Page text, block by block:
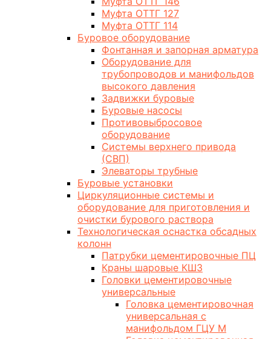
Муфта ОТТГ 127
Муфта ОТТГ 114
Буровое оборудование
Фонтанная и запорная арматура
Оборудование для
трубопроводов и манифольдов
высокого давления
Задвижки буровые
Буровые насосы
Противовыбросовое
оборудование
Системы верхнего привода
(СВП)
Элеваторы трубные
Буровые установки
Циркуляционные системы и
оборудование для приготовления и
очистки бурового раствора
Технологическая оснастка обсадных
колонн
Патрубки цементировочные ПЦ
Краны шаровые КШЗ
Головки цементировочные
универсальные
Головка цементировочная
универсальная с
манифольдом ГЦУ М